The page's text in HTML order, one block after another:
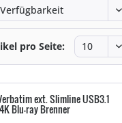
pro Seite:
ext. Slimline USB3.1
Blu-ray Brenner